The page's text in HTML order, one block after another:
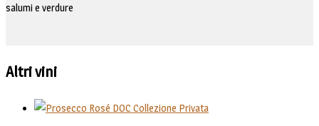
salumi e verdure
Altri vini